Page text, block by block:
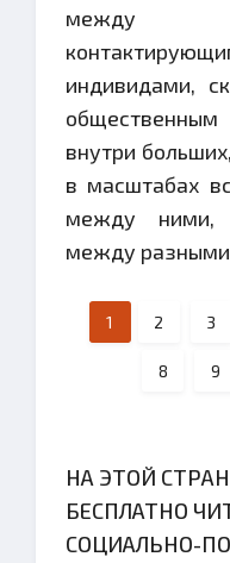
между
индивидами,
внутри
в масштабах
между ними,
между
1 2 3
8 9
НА ЭТОЙ
БЕСПЛАТНО
СОЦИАЛЬНО-